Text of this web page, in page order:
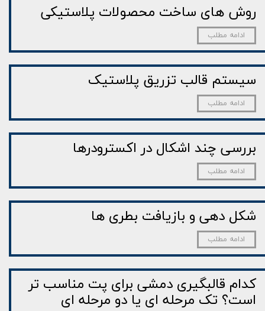
روش های ساخت محصولات پلاستیکی
ادامه مطلب
سیستم قالب تزریق پلاستیک
ادامه مطلب
بررسی چند اشکال در اکسترودرها
ادامه مطلب
شکل دهی و بازیافت بطری ها
ادامه مطلب
کدام قالبگیری دمشی برای پت مناسب تر
است؟ تک مرحله ای یا دو مرحله ای